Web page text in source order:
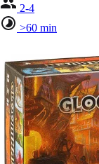
2-4
>60 min